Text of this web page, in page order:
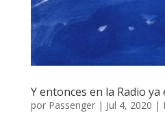
Y entonces en la Radio
por Passenger| Jul 4, 2020 |